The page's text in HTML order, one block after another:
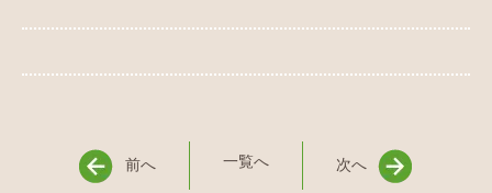
前へ 一覧へ 次へ